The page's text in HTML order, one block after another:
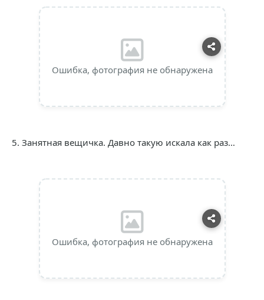
Ошибка, фотография не обнаружена
5. Занятная вещичка. Давно такую искала как раз…
Ошибка, фотография не обнаружена